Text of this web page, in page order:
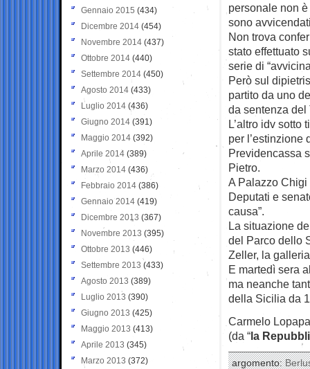
personale non
sono
Non trova
stato effettuato
serie di
Però sul
partito da uno
da sentenza del
L’altro idv sotto
per l’estinzione
Previdencassa
Pietro.
A Palazzo Chigi
Deputati e
causa”.
La situazione
del Parco dello
Zeller, la
E martedì sera
ma neanche
della Sicilia da
Carmelo Lopapa
(da “la
argomento:
Gennaio 2015 (434)
Dicembre 2014 (454)
Novembre 2014 (437)
Ottobre 2014 (440)
Settembre 2014 (450)
Agosto 2014 (433)
Luglio 2014 (436)
Giugno 2014 (391)
Maggio 2014 (392)
Aprile 2014 (389)
Marzo 2014 (436)
Febbraio 2014 (386)
Gennaio 2014 (419)
Dicembre 2013 (367)
Novembre 2013 (395)
Ottobre 2013 (446)
Settembre 2013 (433)
Agosto 2013 (389)
Luglio 2013 (390)
Giugno 2013 (425)
Maggio 2013 (413)
Aprile 2013 (345)
Marzo 2013 (372)